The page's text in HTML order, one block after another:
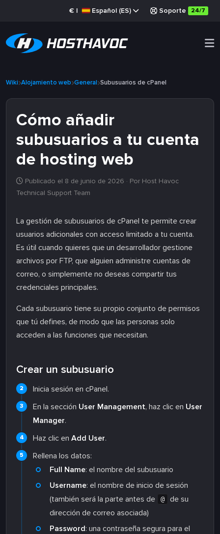
€ | Español (ES) Soporte 24/7
Wiki Alojamiento web General Subusuarios de cPanel
Cómo añadir
subusuarios a tu cuenta
de hosting web
Publicado el 8 de junio de 2026 · Por Host Havoc
Technical Support Team
La gestión de subusuarios de cPanel te permite crear
usuarios adicionales con acceso limitado a tu cuenta.
Es útil cuando quieres que un desarrollador gestione
archivos por FTP, que alguien administre cuentas de
correo, o simplemente no deseas compartir tus
credenciales principales.
Cada subusuario tiene su propio conjunto de permisos
que tú defines, de modo que las personas solo
acceden a las funciones que necesitan.
Crear un subusuario
Inicia sesión en cPanel.
En la sección User Management, haz clic en User
Manager.
Haz clic en Add User.
Rellena los datos:
Full Name: el nombre del subusuario
Username: el nombre de inicio de sesión
(también será la parte antes de
@
de su
dirección de correo asociada)
Password: una contraseña segura para el